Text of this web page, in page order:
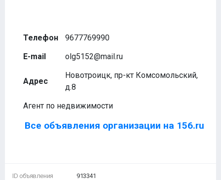
Телефон
9677769990
E-mail
olg5152@mail.ru
Адрес
Новотроицк, пр-кт Комсомольский,
д.8
Агент по недвижимости
Все объявления организации на 156.ru
ID объявления
913341